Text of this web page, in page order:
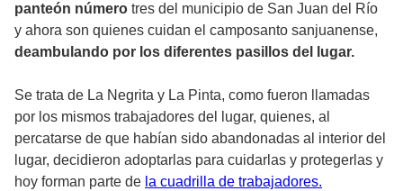
panteón número tres del municipio de San Juan del Río
y ahora son quienes cuidan el camposanto sanjuanense,
deambulando por los diferentes pasillos del lugar.
Se trata de La Negrita y La Pinta, como fueron llamadas
por los mismos trabajadores del lugar, quienes, al
percatarse de que habían sido abandonadas al interior del
lugar, decidieron adoptarlas para cuidarlas y protegerlas y
hoy forman parte de la cuadrilla de trabajadores.